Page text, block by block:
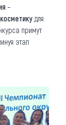
–
для
примут
этап